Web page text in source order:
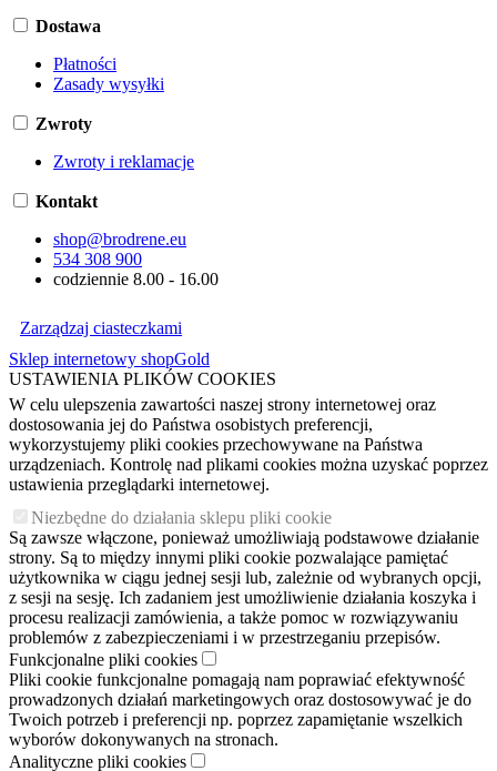
Dostawa
Płatności
Zasady wysyłki
Zwroty
Zwroty i reklamacje
Kontakt
shop@brodrene.eu
534 308 900
codziennie 8.00 - 16.00
Zarządzaj ciasteczkami
Sklep internetowy shopGold
USTAWIENIA PLIKÓW COOKIES
W celu ulepszenia zawartości naszej strony internetowej oraz
dostosowania jej do Państwa osobistych preferencji,
wykorzystujemy pliki cookies przechowywane na Państwa
urządzeniach. Kontrolę nad plikami cookies można uzyskać poprzez
ustawienia przeglądarki internetowej.
Niezbędne do działania sklepu pliki cookie
Są zawsze włączone, ponieważ umożliwiają podstawowe działanie
strony. Są to między innymi pliki cookie pozwalające pamiętać
użytkownika w ciągu jednej sesji lub, zależnie od wybranych opcji,
z sesji na sesję. Ich zadaniem jest umożliwienie działania koszyka i
procesu realizacji zamówienia, a także pomoc w rozwiązywaniu
problemów z zabezpieczeniami i w przestrzeganiu przepisów.
Funkcjonalne pliki cookies
Pliki cookie funkcjonalne pomagają nam poprawiać efektywność
prowadzonych działań marketingowych oraz dostosowywać je do
Twoich potrzeb i preferencji np. poprzez zapamiętanie wszelkich
wyborów dokonywanych na stronach.
Analityczne pliki cookies